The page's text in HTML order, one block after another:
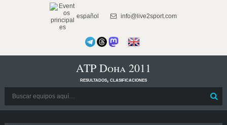
español info@live2sport.com
ATP Doha 2011
resultados, clasificaciones